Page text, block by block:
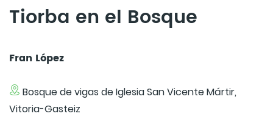
Tiorba en el Bosque
Fran López
Bosque de vigas de Iglesia San Vicente Mártir,
Vitoria-Gasteiz